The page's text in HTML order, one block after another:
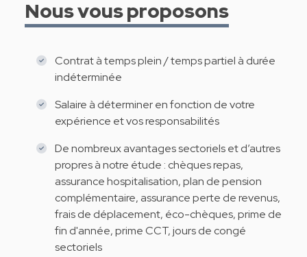
Nous vous proposons
Contrat à temps plein / temps partiel à durée
indéterminée
Salaire à déterminer en fonction de votre
expérience et vos responsabilités
De nombreux avantages sectoriels et d’autres
propres à notre étude : chèques repas,
assurance hospitalisation, plan de pension
complémentaire, assurance perte de revenus,
frais de déplacement, éco-chèques, prime de
fin d'année, prime CCT, jours de congé
sectoriels